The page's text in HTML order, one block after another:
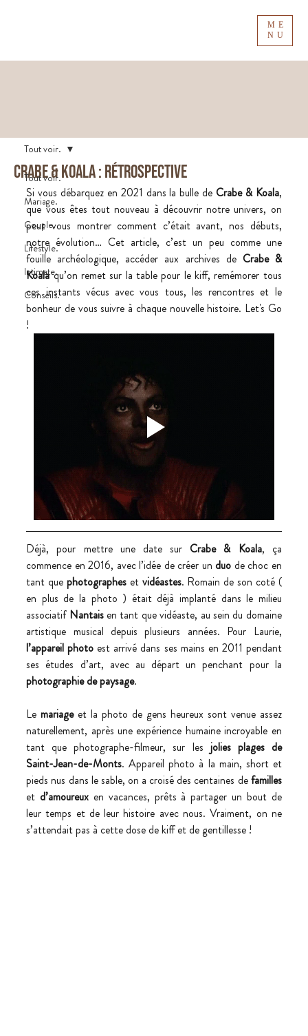
ME
NU
Tout voir.
Mariage.
Couple.
Lifestyle.
Intimate.
Conseils.
Tout voir.
Crabe & koala : rétrospective
Si vous débarquez en 2021 dans la bulle de Crabe & Koala,
que vous êtes tout nouveau à découvrir notre univers, on
peut vous montrer comment c’était avant, nos débuts,
notre évolution… Cet article, c’est un peu comme une
fouille archéologique, accéder aux archives de Crabe &
Koala qu’on remet sur la table pour le kiff, remémorer tous
ces instants vécus avec vous tous, les rencontres et le
bonheur de vous suivre à chaque nouvelle histoire. Let's Go
!
Déjà, pour mettre une date sur Crabe & Koala, ça
commence en 2016, avec l’idée de créer un duo de choc en
tant que photographes et vidéastes. Romain de son coté (
en plus de la photo ) était déjà implanté dans le milieu
associatif Nantais en tant que vidéaste, au sein du domaine
l’appareil photo est arrivé dans ses mains en 2011 pendant
photographie de paysage.
Le mariage et la photo de gens heureux sont venue assez
naturellement, après une expérience humaine incroyable en
tant que photographe-filmeur, sur les jolies plages de
Saint-Jean-de-Monts. Appareil photo à la main, short et
pieds nus dans le sable, on a croisé des centaines de familles
et d’amoureux en vacances, prêts à partager un bout de
leur temps et de leur histoire avec nous. Vraiment, on ne
s’attendait pas à cette dose de kiff et de gentillesse !